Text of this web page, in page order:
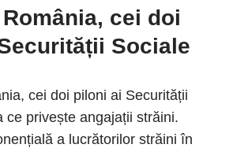
cei doi
Sociale
cei doi piloni ai Securității
ce privește angajații străini.
a lucrătorilor străini în